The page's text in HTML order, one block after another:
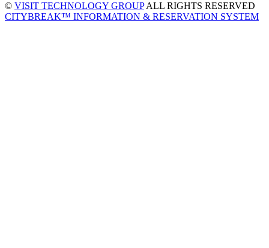
© VISIT TECHNOLOGY GROUPALL RIGHTS RESERVED
CITYBREAK™ INFORMATION & RESERVATION SYSTEM